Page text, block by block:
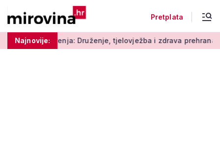
Pretplata
Najnovije:
Druženje, tjelovježba i zdrava prehrana za umirovljenike